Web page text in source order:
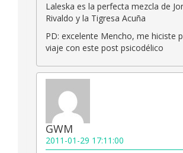
Laleska es la perfecta mezcla de
Rivaldo y la Tigresa Acuña
PD: excelente Mencho, me hiciste
viaje con este post psicodélico
GWM
2011-01-29 17:11:00